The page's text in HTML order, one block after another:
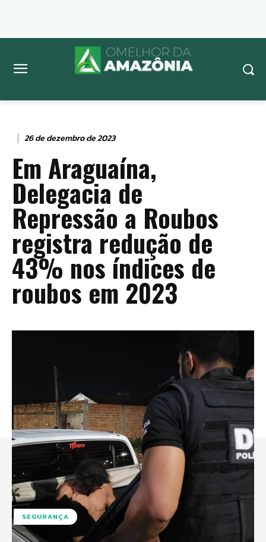
26 de dezembro de 2023
Em Araguaína,
Delegacia de
Repressão a Roubos
registra redução de
43% nos índices de
roubos em 2023
SEGURANÇA